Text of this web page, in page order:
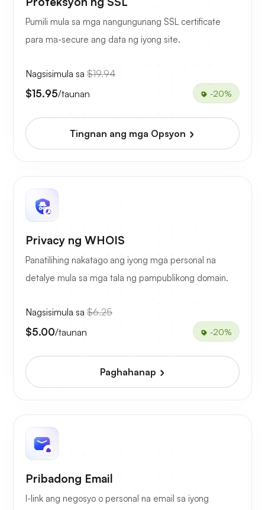
Pumili mula sa mga nangungunang SSL certificate
para ma-secure ang data ng iyong site.
Nagsisimula sa $19.94
$15.95/taunan -20%
Tingnan ang mga Opsyon
Privacy ng WHOIS
Panatilihing nakatago ang iyong mga personal na
detalye mula sa mga tala ng pampublikong domain.
Nagsisimula sa $6.25
$5.00/taunan -20%
Paghahanap
Pribadong Email
I-link ang negosyo o personal na email sa iyong